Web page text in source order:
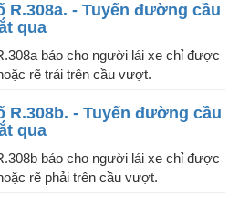
R.308a. - Tuyến đường cầu
qua
báo cho người lái xe chỉ được
rẽ trái trên cầu vượt.
R.308b. - Tuyến đường cầu
qua
báo cho người lái xe chỉ được
rẽ phải trên cầu vượt.